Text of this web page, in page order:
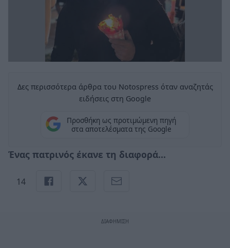
Δες περισσότερα άρθρα του Notospress όταν αναζητάς
ειδήσεις στη Google
Προσθήκη ως προτιμώμενη πηγή
στα αποτελέσματα της Google
Ένας πατρινός έκανε τη διαφορά...
14